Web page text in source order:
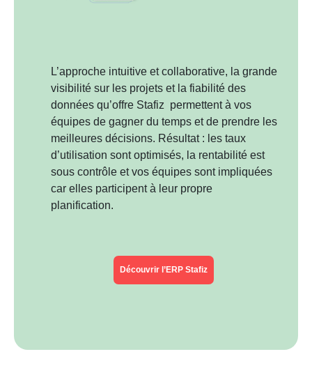
L’approche intuitive et collaborative, la grande
visibilité sur les projets et la fiabilité des
données qu’offre Stafiz permettent à vos
équipes de gagner du temps et de prendre les
meilleures décisions. Résultat : les taux
d’utilisation sont optimisés, la rentabilité est
sous contrôle et vos équipes sont impliquées
car elles participent à leur propre
planification.
Découvrir l’ERP Stafiz